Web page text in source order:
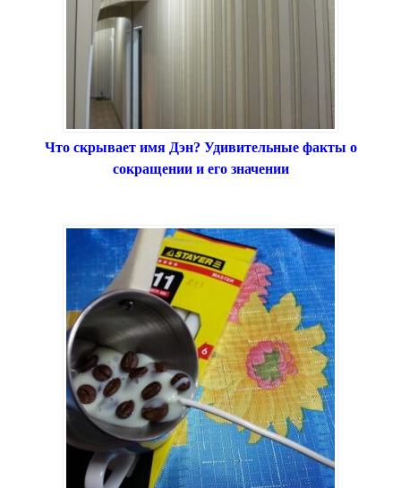
Что скрывает имя Дэн? Удивительные факты о
сокращении и его значении